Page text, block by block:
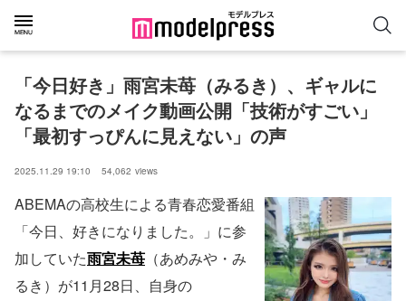
「今日好き」雨宮未苺（みるき）、ギャルに
なるまでのメイク動画公開「技術がすごい」
「最初すっぴんに見えない」の声
2025.11.29 19:10 54,062 views
ABEMAの高校生による青春恋愛番組
「今日、好きになりました。」に参
加していた雨宮未苺 （あめみや・み
るき）が11月28日、自身の